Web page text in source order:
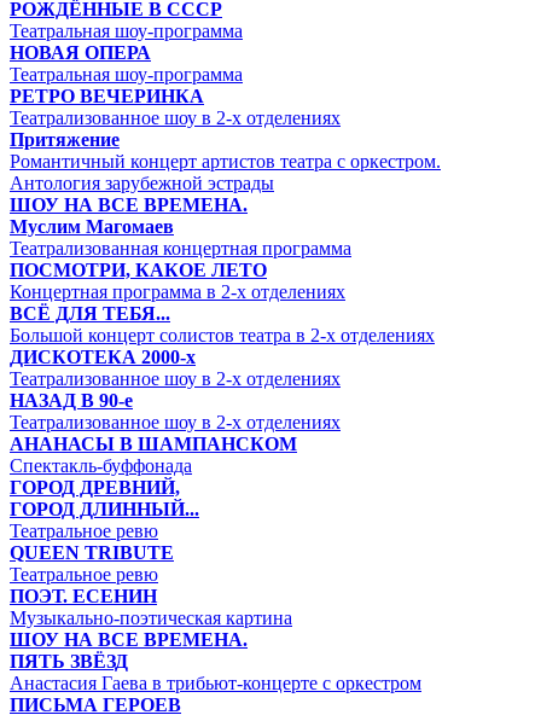
РОЖДЁННЫЕ В СССР
Театральная шоу-программа
НОВАЯ ОПЕРА
Театральная шоу-программа
РЕТРО ВЕЧЕРИНКА
Театрализованное шоу в 2-х отделениях
Притяжение
Романтичный концерт артистов театра с оркестром.
Антология зарубежной эстрады
ШОУ НА ВСЕ ВРЕМЕНА.
Муслим Магомаев
Театрализованная концертная программа
ПОСМОТРИ, КАКОЕ ЛЕТО
Концертная программа в 2-х отделениях
ВСЁ ДЛЯ ТЕБЯ...
Большой концерт солистов театра в 2-х отделениях
ДИСКОТЕКА 2000-х
Театрализованное шоу в 2-х отделениях
НАЗАД В 90-е
Театрализованное шоу в 2-х отделениях
АНАНАСЫ В ШАМПАНСКОМ
Спектакль-буффонада
ГОРОД ДРЕВНИЙ,
ГОРОД ДЛИННЫЙ...
Театральное ревю
QUEEN TRIBUTE
Театральное ревю
ПОЭТ. ЕСЕНИН
Музыкально-поэтическая картина
ШОУ НА ВСЕ ВРЕМЕНА.
ПЯТЬ ЗВЁЗД
Анастасия Гаева в трибьют-концерте с оркестром
ПИСЬМА ГЕРОЕВ